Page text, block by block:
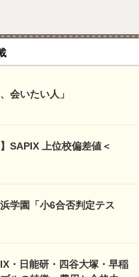
会いたい人」
SAPIX 上位校偏差値＜
学園「小6合否判定テス
・日能研・四谷大塚・早稲